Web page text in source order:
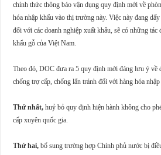
chính thức thông báo vận dụng quy định mới về
hóa nhập khẩu vào thị trường này. Việc này đang
đối với các doanh nghiệp xuất khẩu, sẽ có những tác
khẩu gỗ của Việt Nam.
Theo đó, DOC đưa ra 5 quy định mới đáng lưu ý về
chống trợ cấp, chống lẩn tránh đối với hàng hóa
Thứ nhất, huỷ bỏ quy định hiện hành không cho
cấp xuyên quốc gia.
Thứ hai,bổ sung trường hợp Chính phủ nước bị